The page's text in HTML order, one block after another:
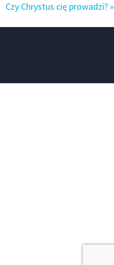
Czy Chrystus cię prowadzi? »